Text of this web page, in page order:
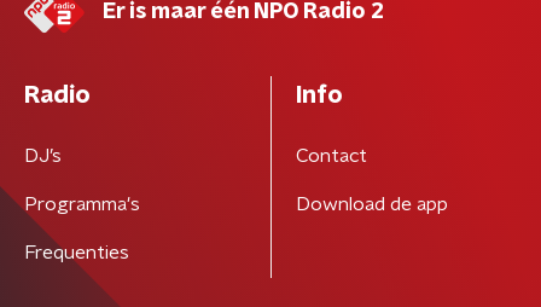
Er is maar één NPO Radio 2
Radio
DJ’s
Programma's
Frequenties
Info
Contact
Download de app